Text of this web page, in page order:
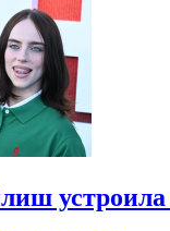
устроила